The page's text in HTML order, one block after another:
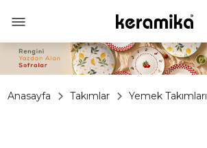
Anasayfa Takımlar Yemek Takımları